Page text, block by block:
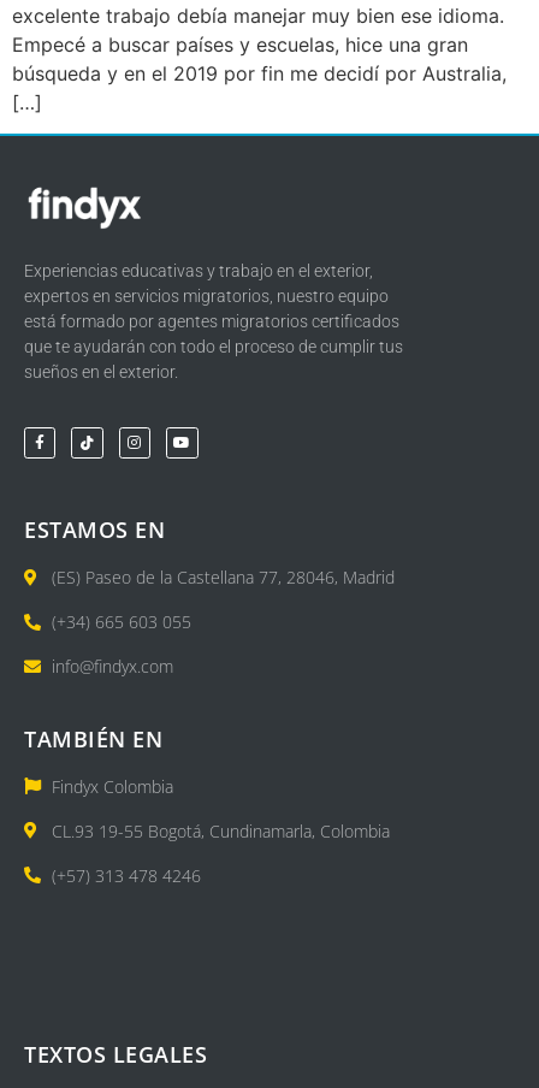
excelente trabajo debía manejar muy bien ese idioma.
Empecé a buscar países y escuelas, hice una gran
búsqueda y en el 2019 por fin me decidí por Australia,
[…]
Experiencias educativas y trabajo en el exterior,
expertos en servicios migratorios, nuestro equipo
está formado por agentes migratorios certificados
que te ayudarán con todo el proceso de cumplir tus
sueños en el exterior.
ESTAMOS EN
(ES) Paseo de la Castellana 77, 28046, Madrid
(+34) 665 603 055
info@findyx.com
TAMBIÉN EN
Findyx Colombia
CL.93 19-55 Bogotá, Cundinamarla, Colombia
(+57) 313 478 4246
TEXTOS LEGALES